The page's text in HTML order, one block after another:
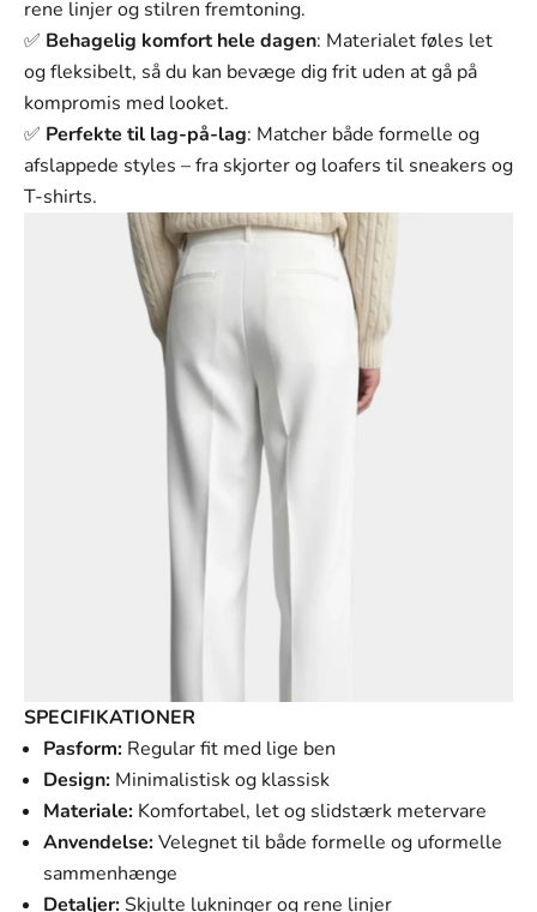
rene linjer og stilren fremtoning.
✅ Behagelig komfort hele dagen: Materialet føles let
og fleksibelt, så du kan bevæge dig frit uden at gå på
kompromis med looket.
✅ Perfekte til lag-på-lag: Matcher både formelle og
afslappede styles – fra skjorter og loafers til sneakers og
T-shirts.
SPECIFIKATIONER
Pasform: Regular fit med lige ben
Design: Minimalistisk og klassisk
Materiale: Komfortabel, let og slidstærk metervare
Anvendelse:Velegnet til både formelle og uformelle
sammenhænge
Detaljer:Skjulte lukninger og rene linjer